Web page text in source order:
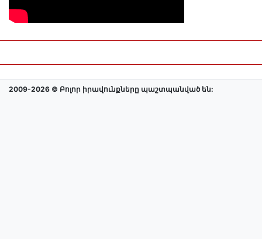
2009-2026 © Բոլոր իրավունքները պաշտպանված են: